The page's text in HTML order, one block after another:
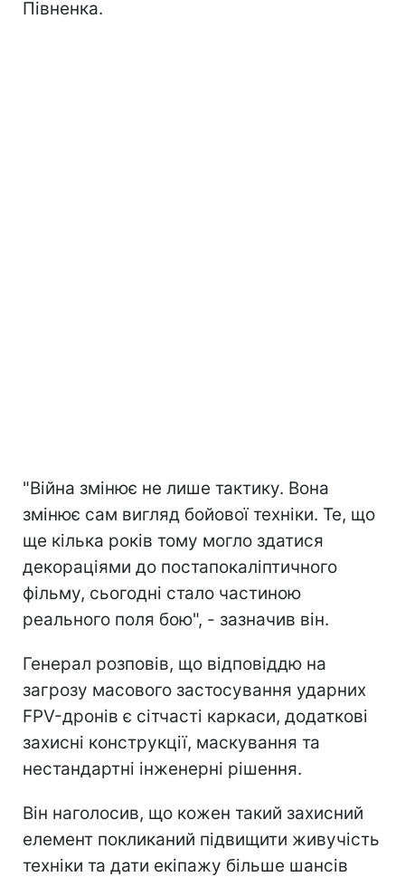
Півненка.
"Війна змінює не лише тактику. Вона
змінює сам вигляд бойової техніки. Те, що
ще кілька років тому могло здатися
декораціями до постапокаліптичного
фільму, сьогодні стало частиною
реального поля бою", - зазначив він.
Генерал розповів, що відповіддю на
загрозу масового застосування ударних
FPV-дронів є сітчасті каркаси, додаткові
захисні конструкції, маскування та
нестандартні інженерні рішення.
Він наголосив, що кожен такий захисний
елемент покликаний підвищити живучість
техніки та дати екіпажу більше шансів